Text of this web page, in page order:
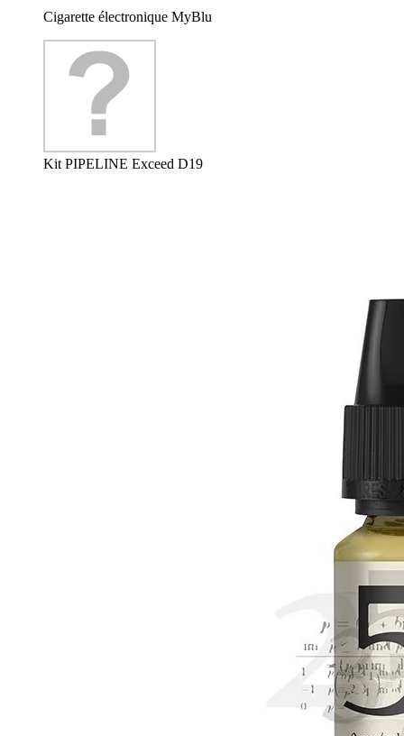
Cigarette électronique MyBlu
Kit PIPELINE Exceed D19